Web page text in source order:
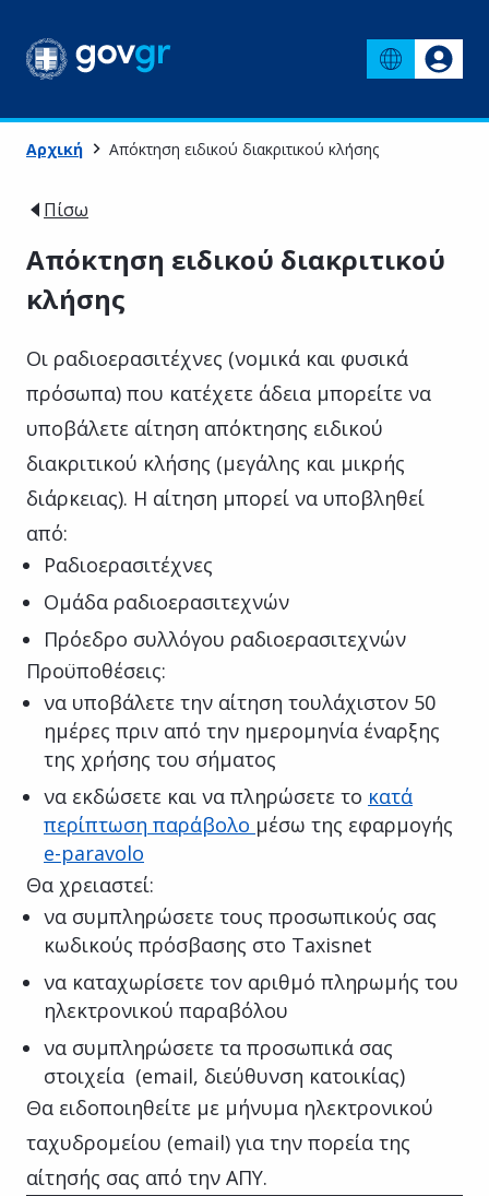
Αρχική Απόκτηση ειδικού διακριτικού κλήσης
Πίσω
Απόκτηση ειδικού διακριτικού
κλήσης
Οι ραδιοερασιτέχνες (νομικά και φυσικά
πρόσωπα) που κατέχετε άδεια μπορείτε να
υποβάλετε αίτηση απόκτησης ειδικού
διακριτικού κλήσης (μεγάλης και μικρής
διάρκειας). Η αίτηση μπορεί να υποβληθεί
από:
Ραδιοερασιτέχνες
Ομάδα ραδιοερασιτεχνών
Πρόεδρο συλλόγου ραδιοερασιτεχνών
Προϋποθέσεις:
να υποβάλετε την αίτηση τουλάχιστον 50
ημέρες πριν από την ημερομηνία έναρξης
της χρήσης του σήματος
να εκδώσετε και να πληρώσετε το κατά
περίπτωση παράβολο μέσω της εφαρμογής
e-paravolo
Θα χρειαστεί:
να συμπληρώσετε τους προσωπικούς σας
κωδικούς πρόσβασης στο Taxisnet
να καταχωρίσετε τον αριθμό πληρωμής του
ηλεκτρονικού παραβόλου
να συμπληρώσετε τα προσωπικά σας
στοιχεία (email, διεύθυνση κατοικίας)
Θα ειδοποιηθείτε με μήνυμα ηλεκτρονικού
ταχυδρομείου (email) για την πορεία της
αίτησής σας από την ΑΠΥ.